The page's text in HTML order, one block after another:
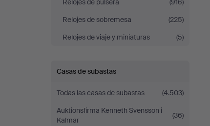
Relojes de pulsera
(916)
Relojes de sobremesa
(225)
Relojes de viaje y miniaturas
(5)
Casas de subastas
Todas las casas de subastas
(4.503)
Auktionsfirma Kenneth Svensson i
Kalmar
(36)